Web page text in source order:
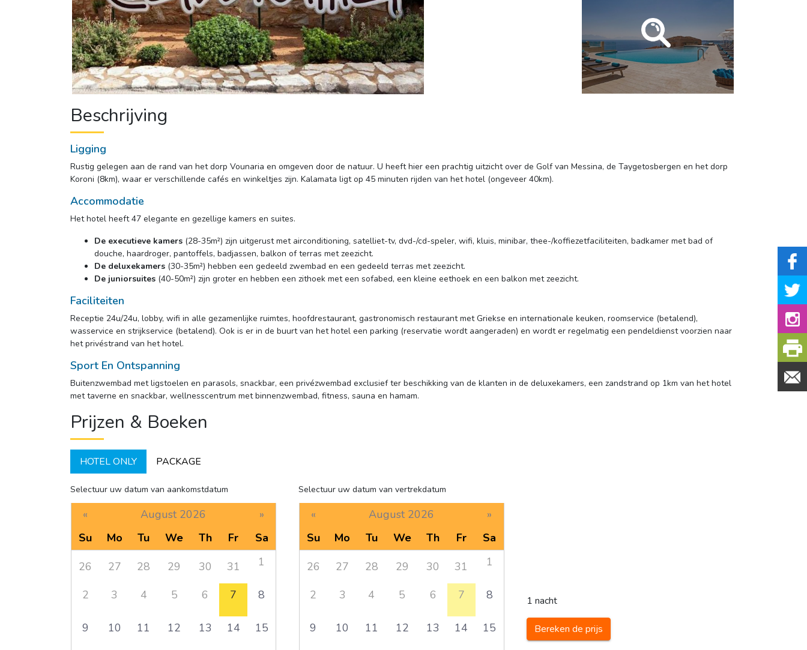
Beschrijving
Ligging
Rustig gelegen aan de rand van het dorp Vounaria en omgeven door de natuur. U heeft hier een prachtig uitzicht over de Golf van Messina, de Taygetosbergen en het dorp
Koroni (8km), waar er verschillende cafés en winkeltjes zijn. Kalamata ligt op 45 minuten rijden van het hotel (ongeveer 40km).
Accommodatie
Het hotel heeft 47 elegante en gezellige kamers en suites.
De executieve kamers (28-35m²) zijn uitgerust met airconditioning, satelliet-tv, dvd-/cd-speler, wifi, kluis, minibar, thee-/koffiezetfaciliteiten, badkamer met bad of
douche, haardroger, pantoffels, badjassen, balkon of terras met zeezicht.
De deluxekamers (30-35m²) hebben een gedeeld zwembad en een gedeeld terras met zeezicht.
De juniorsuites (40-50m²) zijn groter en hebben een zithoek met een sofabed, een kleine eethoek en een balkon met zeezicht.
Faciliteiten
Receptie 24u/24u, lobby, wifi in alle gezamenlijke ruimtes, hoofdrestaurant, gastronomisch restaurant met Griekse en internationale keuken, roomservice (betalend),
wasservice en strijkservice (betalend). Ook is er in de buurt van het hotel een parking (reservatie wordt aangeraden) en wordt er regelmatig een pendeldienst voorzien naar
het privéstrand van het hotel.
Sport En Ontspanning
Buitenzwembad met ligstoelen en parasols, snackbar, een privézwembad exclusief ter beschikking van de klanten in de deluxekamers, een zandstrand op 1km van het hotel
met taverne en snackbar, wellnesscentrum met binnenzwembad, fitness, sauna en hamam.
Prijzen & Boeken
HOTEL ONLY PACKAGE
Selectuur uw datum van aankomstdatum
« August 2026
»
Su
Mo Tu We Th Fr
Sa
26
27 28 29 30 31 1
2 3 4 5 6 7 8
9 10 11 12 13 14 15
Selectuur uw datum van vertrekdatum
« August 2026
»
Su
Mo Tu We Th Fr
Sa
26
27 28 29 30 31 1
2 3 4 5 6 7 8
9 10 11 12 13 14 15
1 nacht
Bereken de prijs